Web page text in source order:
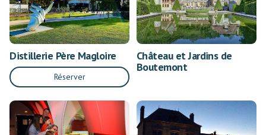
Distillerie Père Magloire
Réserver
Château et Jardins de
Boutemont